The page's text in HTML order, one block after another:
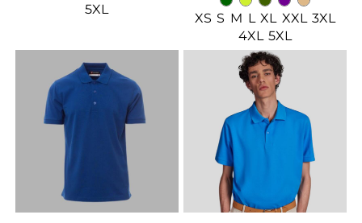
5XL
XS S M L XL XXL 3XL
4XL 5XL